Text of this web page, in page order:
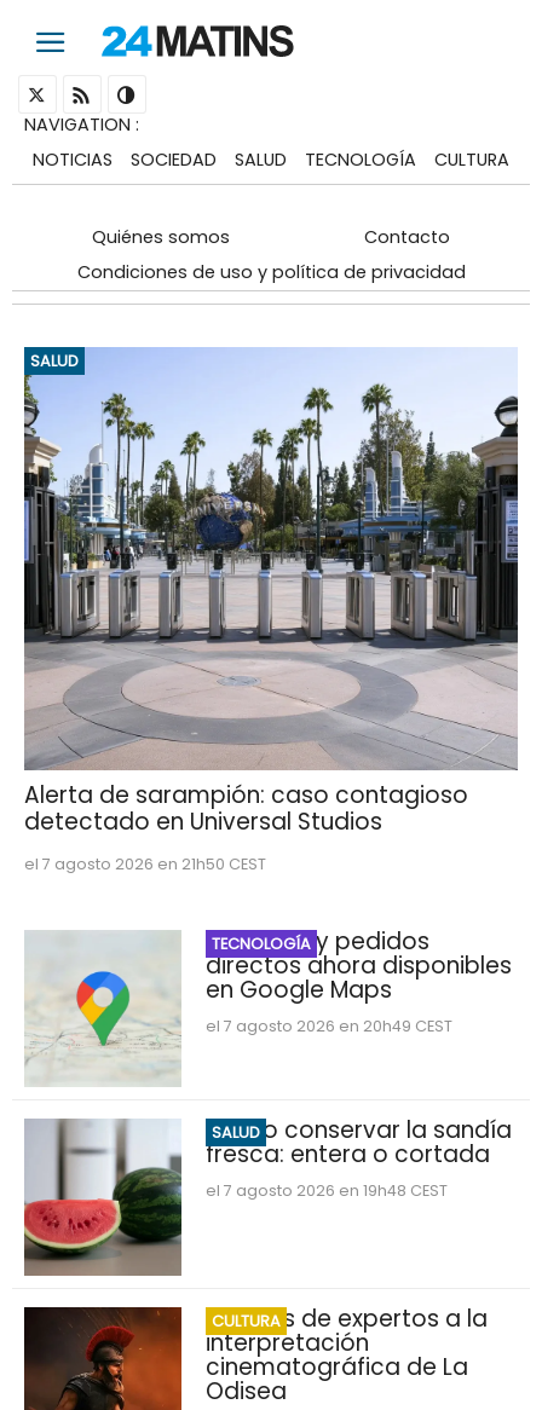
NAVIGATION :
NOTICIAS
SOCIEDAD SALUD TECNOLOGÍA CULTURA
Quiénes somos
Contacto
Condiciones de uso y política de privacidad
SALUD
Alerta de sarampión: caso contagioso
detectado en Universal Studios
el 7 agosto 2026 en 21h50 CEST
TECNOLOGÍA
Reservas y pedidos
directos ahora disponibles
en Google Maps
el 7 agosto 2026 en 20h49 CEST
SALUD
Cómo conservar la sandía
fresca: entera o cortada
el 7 agosto 2026 en 19h48 CEST
CULTURA
Críticas de expertos a la
interpretación
cinematográfica de La
Odisea